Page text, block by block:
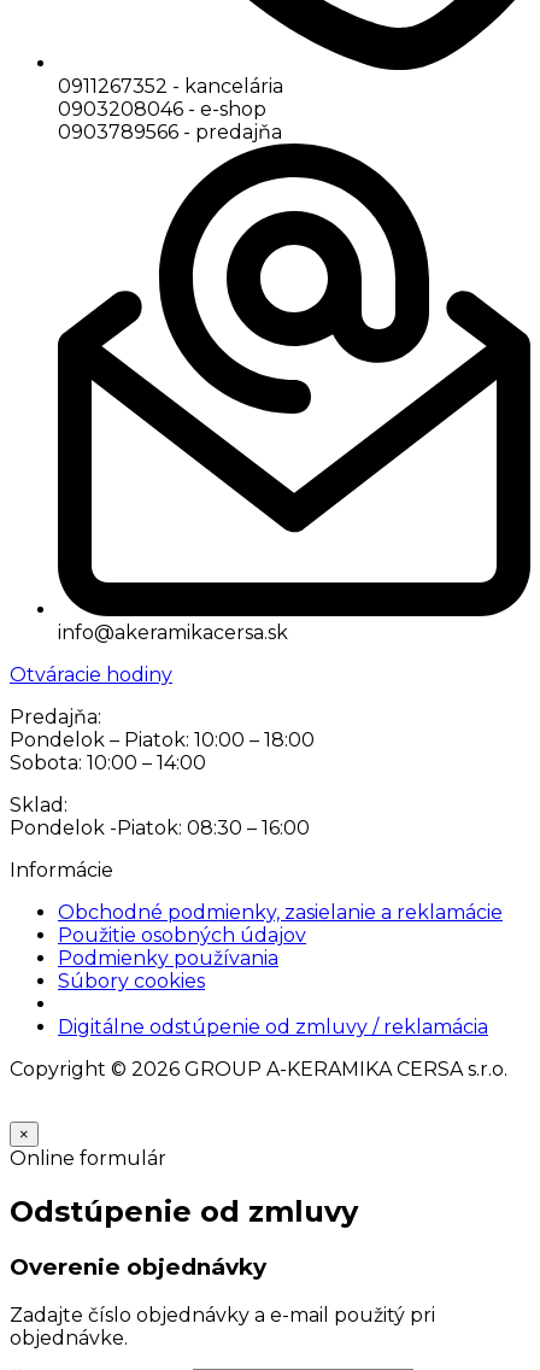
0911267352 - kancelária
0903208046 - e-shop
0903789566 - predajňa
info@akeramikacersa.sk
Otváracie hodiny
Predajňa:
Pondelok – Piatok: 10:00 – 18:00
Sobota: 10:00 – 14:00
Sklad:
Pondelok -Piatok: 08:30 – 16:00
Informácie
Obchodné podmienky, zasielanie a reklamácie
Použitie osobných údajov
Podmienky používania
Súbory cookies
Digitálne odstúpenie od zmluvy / reklamácia
Copyright © 2026 GROUP A-KERAMIKA CERSA s.r.o.
×
Online formulár
Odstúpenie od zmluvy
Overenie objednávky
Zadajte číslo objednávky a e-mail použitý pri
objednávke.